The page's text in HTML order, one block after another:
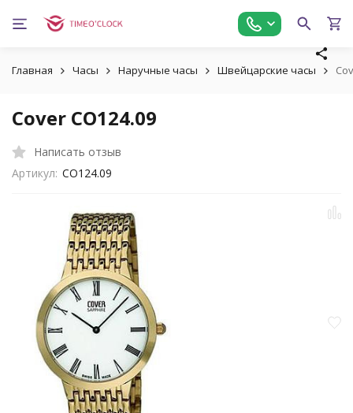
Главная Часы Наручные часы Швейцарские часы
Cover CO124.09
Написать отзыв
Артикул: CO124.09